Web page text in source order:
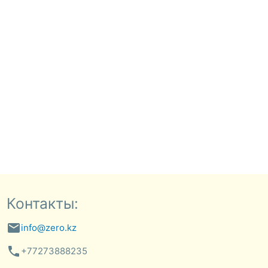
Контакты:
emailinfo@zero.kz
phone +77273888235